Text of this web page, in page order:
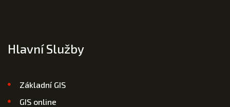
Hlavní Služby
Základní GIS
GIS online